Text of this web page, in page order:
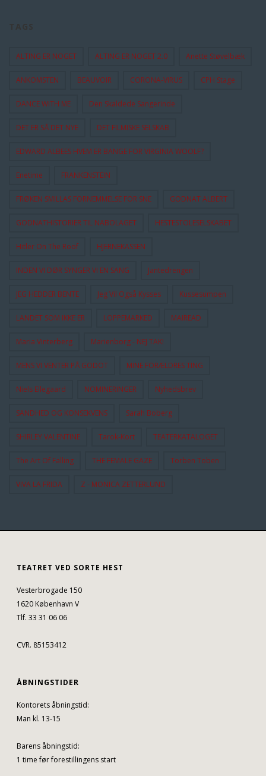
ALTING ER NOGET ALTING ER NOGET 2.0 Anette Støvelbæk
ANKOMSTEN BEAUVOIR CORONA-VIRUS CPH Stage
DANCE WITH ME Den Skaldede Sangerinde
DET ER SÅ DET NYE DET FILMISKE SELSKAB
EDWARD ALBEES HVEM ER BANGE FOR VIRGINIA WOOLF?
Enetime FRANKENSTEIN
FRØKEN SMILLAS FORNEMMELSE FOR SNE GODNAT ALBERT
GODNATHISTORIER TIL NABOLAGET HESTESTOLESELSKABET
Hitler On The Roof HJERNEKASSEN
INDEN VI DØR SYNGER VI EN SANG Jantedrengen
JEG HEDDER BENTE Jeg Vil Også Kysses Kussesumpen
LANDET SOM IKKE ER LOPPEMARKED MAIREAD
Maria Vinterberg Marienborg - NEJ TAK!
MENS VI VENTER PÅ GODOT MINE FORÆLDRES TING
Niels Ellegaard NOMINERINGER Nyhedsbrev
SANDHED OG KONSEKVENS Sarah Boberg
SHIRLEY VALENTINE Tarok-Kort TEATERKATALOGET
The Art Of Falling THE FEMALE GAZE Torben Toben
VIVA LA FRIDA Z - MONICA ZETTERLUND
TEATRET VED SORTE HEST
Vesterbrogade 150
1620 København V
Tlf. 33 31 06 06
CVR. 85153412
ÅBNINGSTIDER
Kontorets åbningstid:
Man kl. 13-15
Barens åbningstid:
1 time før forestillingens start